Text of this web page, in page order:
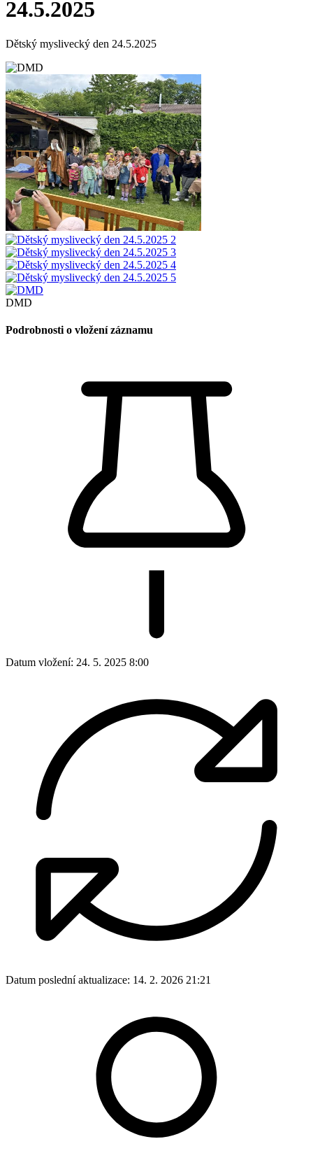
24.5.2025
Dětský myslivecký den 24.5.2025
DMD
Podrobnosti o vložení záznamu
Datum vložení: 24. 5. 2025 8:00
Datum poslední aktualizace: 14. 2. 2026 21:21